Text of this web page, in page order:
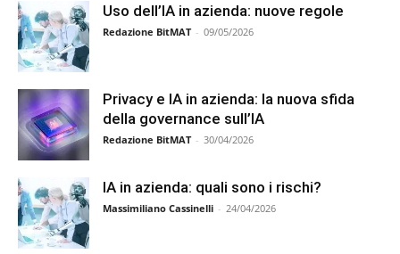
Uso dell’IA in azienda: nuove regole
Redazione BitMAT - 09/05/2026
Privacy e IA in azienda: la nuova sfida
della governance sull’IA
Redazione BitMAT - 30/04/2026
IA in azienda: quali sono i rischi?
Massimiliano Cassinelli - 24/04/2026